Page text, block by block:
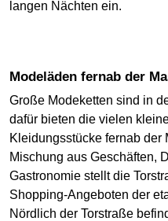
langen Nächten ein.
Modeläden fernab der
Große Modeketten sind in
dafür bieten die vielen
Kleidungsstücke fernab der
Mischung aus Geschäften,
Gastronomie stellt die
Shopping-Angeboten der
Nördlich der Torstraße